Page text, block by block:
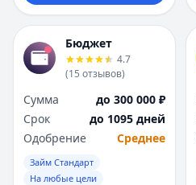
Бюджет
4.7
(15 отзывов)
Сумма
до 300 000 ₽
Срок
до 1095 дней
Одобрение
Среднее
Займ Стандарт
На любые цели